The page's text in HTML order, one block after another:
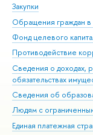
Закупки
Обращения граждан
Фонд целевого
Противодействие
Сведения о доходах,
обязательствах
Сведения об
Людям с
Единая платежная